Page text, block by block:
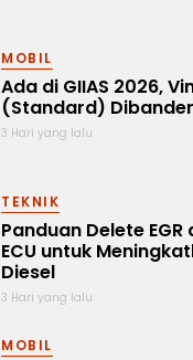
MOBIL
Ada di GIIAS 2026,
(Standard)
3 Hari yang lalu
TEKNIK
Panduan Delete
ECU untuk
Diesel
3 Hari yang lalu
MOBIL